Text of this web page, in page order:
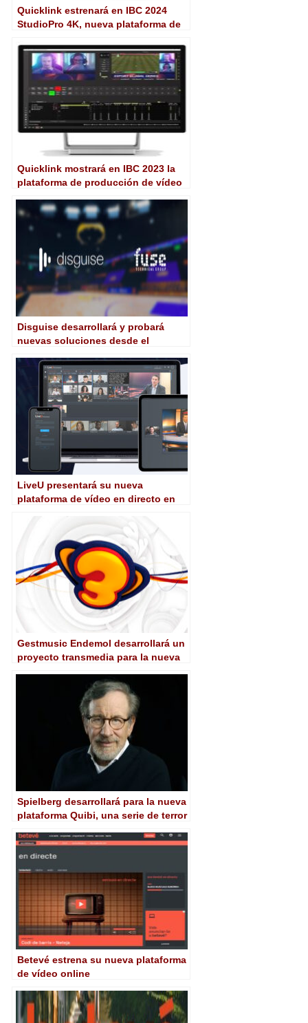
Quicklink estrenará en IBC 2024
StudioPro 4K, nueva plataforma de
Quicklink mostrará en IBC 2023 la
plataforma de producción de vídeo
para IA
Disguise desarrollará y probará
nuevas soluciones desde el
LiveU presentará su nueva
plataforma de vídeo en directo en
Gestmusic Endemol desarrollará un
proyecto transmedia para la nueva
Spielberg desarrollará para la nueva
plataforma Quibi, una serie de terror
Betevé estrena su nueva plataforma
de vídeo online